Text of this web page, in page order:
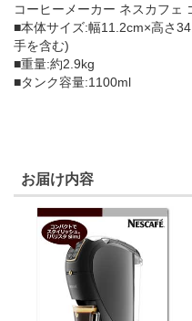
コーヒーメーカー ネスカフェ
■本体サイズ:幅11.2cm×高さ
手を含む)
■重量:約2.9kg
■タンク容量:1100ml
お届け内容